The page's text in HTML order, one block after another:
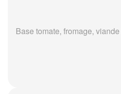
Base tomate, fromage,